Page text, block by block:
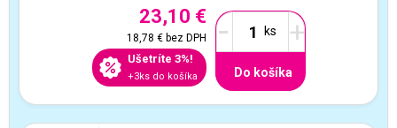
23,10 €
18,78 €bez DPH
Ušetríte 3%!
+3ks do košíka
- +
Do košíka